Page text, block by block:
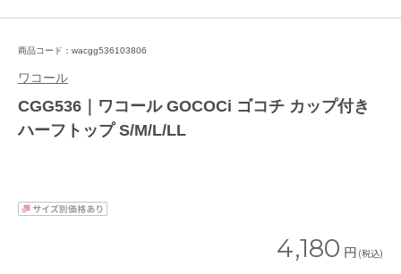
商品コード：wacgg536103806
ワコール
CGG536｜ワコール GOCOCi ゴコチ カップ付き
ハーフトップ S/M/L/LL
4,180 円 (税込)